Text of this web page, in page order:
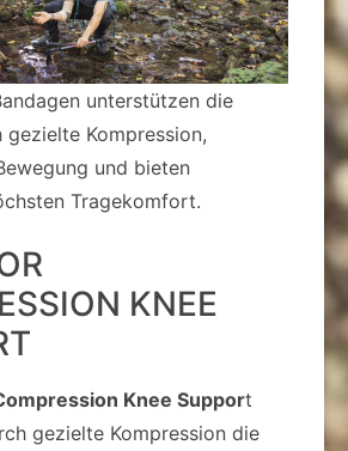
unterstützen die
gezielte Kompression,
und bieten
Tragekomfort.
KNEE
Knee Support
gezielte Kompression die